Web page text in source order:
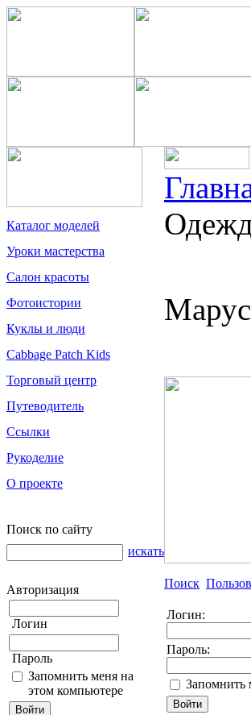
Каталог моделей
Уроки мастерства
Салон красоты
Фотоистории
Куклы и люди
Cabbage Patch Kids
Торговый центр
Путеводитель
Ссылки
Рукоделие
О проекте
Поиск по сайту
искать
Авторизация
Логин
Пароль
Запомнить меня на
этом компьютере
Поиск
Логин:
Пароль:
Запомнить